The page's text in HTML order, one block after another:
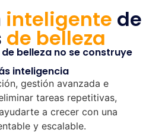
inteligente de
de belleza
belleza no se construye
inteligencia
gestión avanzada e
tareas repetitivas,
a crecer con una
y escalable.